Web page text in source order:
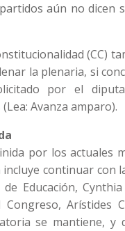
aún no dicen
(CC)
la plenaria, si
por el
Avanza amparo).
por los actuales
incluye continuar con
Educación,
Congreso, Arístides
se mantiene, y